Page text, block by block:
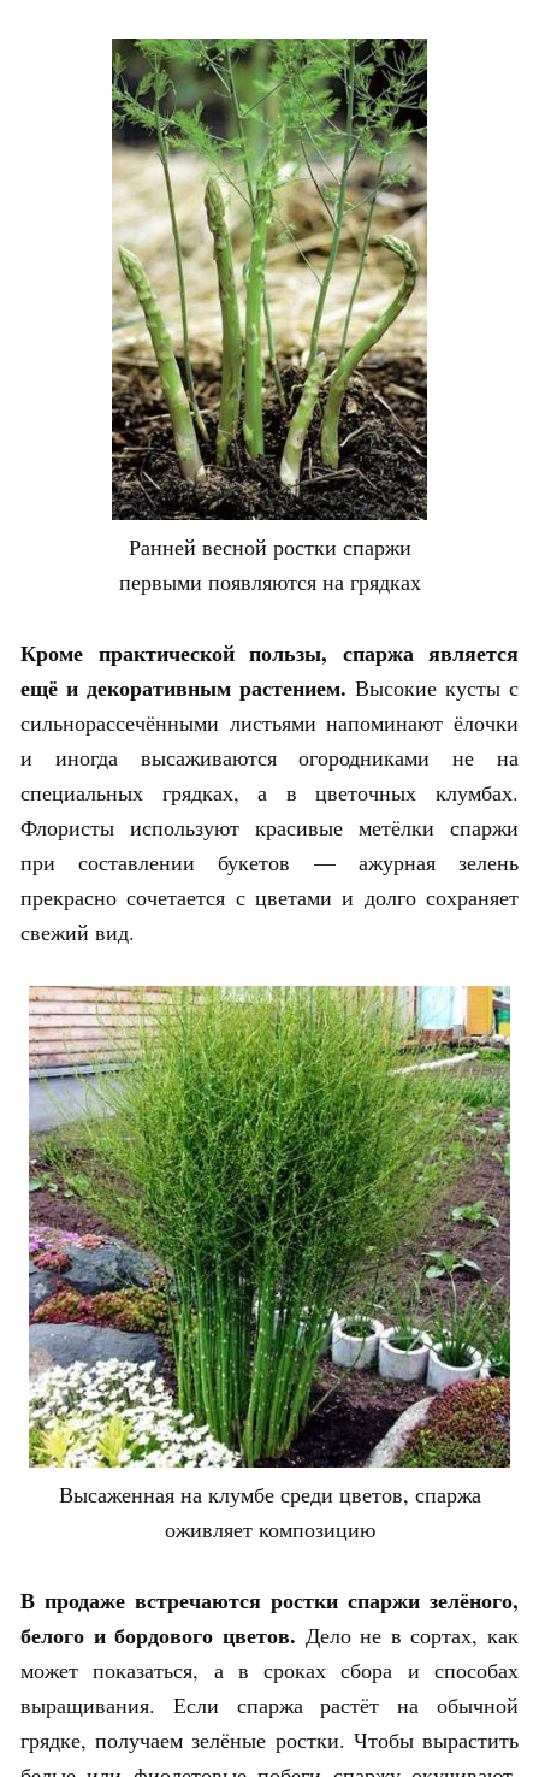
Ранней весной ростки спаржи
первыми появляются на грядках
Кроме практической пользы, спаржа является
ещё и декоративным растением. Высокие кусты с
сильнорассечёнными листьями напоминают ёлочки
и иногда высаживаются огородниками не на
специальных грядках, а в цветочных клумбах.
Флористы используют красивые метёлки спаржи
при составлении букетов — ажурная зелень
прекрасно сочетается с цветами и долго сохраняет
свежий вид.
Высаженная на клумбе среди цветов, спаржа
оживляет композицию
В продаже встречаются ростки спаржи зелёного,
белого и бордового цветов. Дело не в сортах, как
может показаться, а в сроках сбора и способах
выращивания. Если спаржа растёт на обычной
грядке, получаем зелёные ростки. Чтобы вырастить